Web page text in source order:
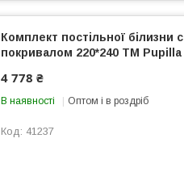
Комплект постільної білизни
покривалом 220*240 ТМ
4 778 ₴
В наявності Оптом і в роздріб
41237